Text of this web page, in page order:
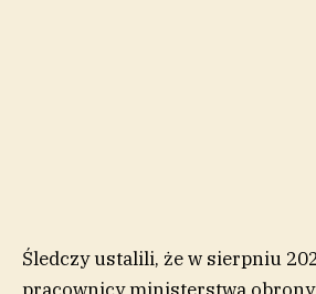
Śledczy ustalili, że w sierpniu